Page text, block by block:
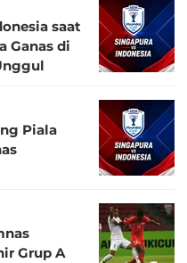
saat
Ganas di
Piala
Grup A